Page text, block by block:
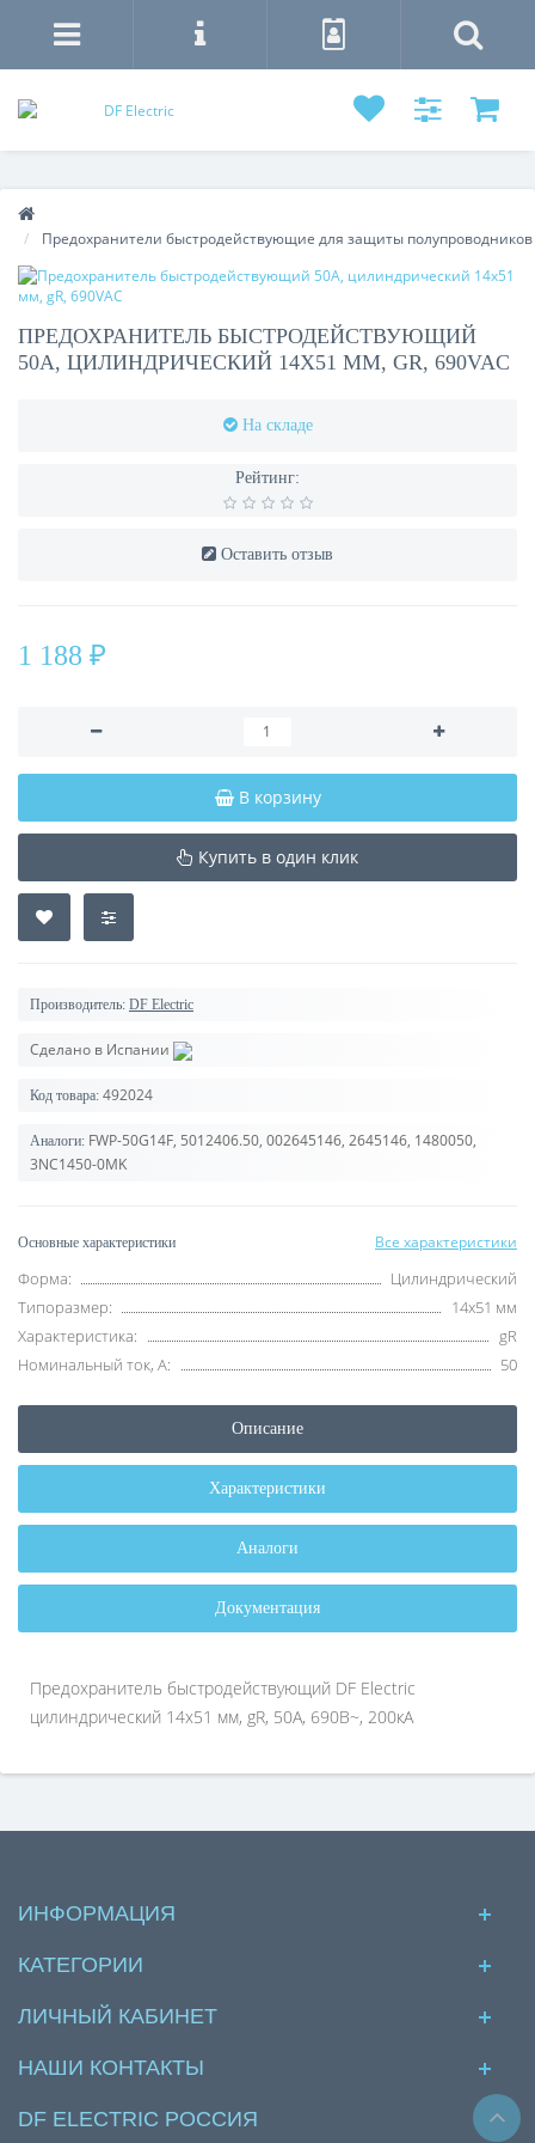
Предохранители быстродействующие для защиты полупроводников
ПРЕДОХРАНИТЕЛЬ БЫСТРОДЕЙСТВУЮЩИЙ
50А, ЦИЛИНДРИЧЕСКИЙ 14X51 ММ, GR, 690VAC
На складе
Рейтинг:
Оставить отзыв
1 188 ₽
В корзину
Купить в один клик
Производитель: DF Electric
Сделано в Испании
Код товара: 492024
Аналоги: FWP-50G14F, 5012406.50, 002645146, 2645146, 1480050,
3NC1450-0MK
Основные характеристики Все характеристики
Форма:
Цилиндрический
Типоразмер:
14x51 мм
Характеристика:
gR
Номинальный ток, А:
50
Описание
Характеристики
Аналоги
Документация
Предохранитель быстродействующий DF Electric
цилиндрический 14x51 мм, gR, 50А, 690В~, 200кА
ИНФОРМАЦИЯ
КАТЕГОРИИ
ЛИЧНЫЙ КАБИНЕТ
НАШИ КОНТАКТЫ
DF ELECTRIC РОССИЯ